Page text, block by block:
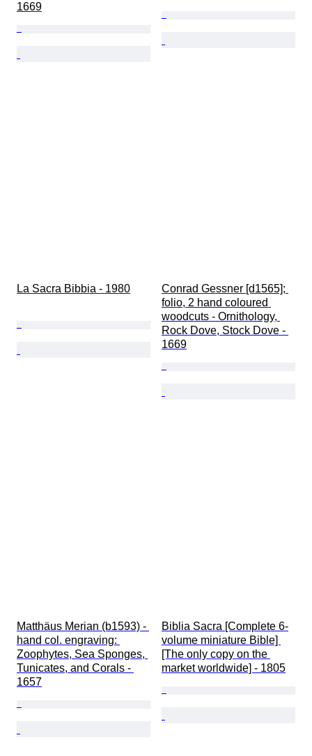
1669
La Sacra Bibbia - 1980
Conrad Gessner [d1565];
folio, 2 hand coloured
woodcuts - Ornithology,
Rock Dove, Stock Dove -
1669
Matthäus Merian (b1593) -
hand col. engraving:
Zoophytes, Sea Sponges,
Tunicates, and Corals -
1657
Biblia Sacra [Complete 6-
volume miniature Bible]
[The only copy on the
market worldwide] - 1805